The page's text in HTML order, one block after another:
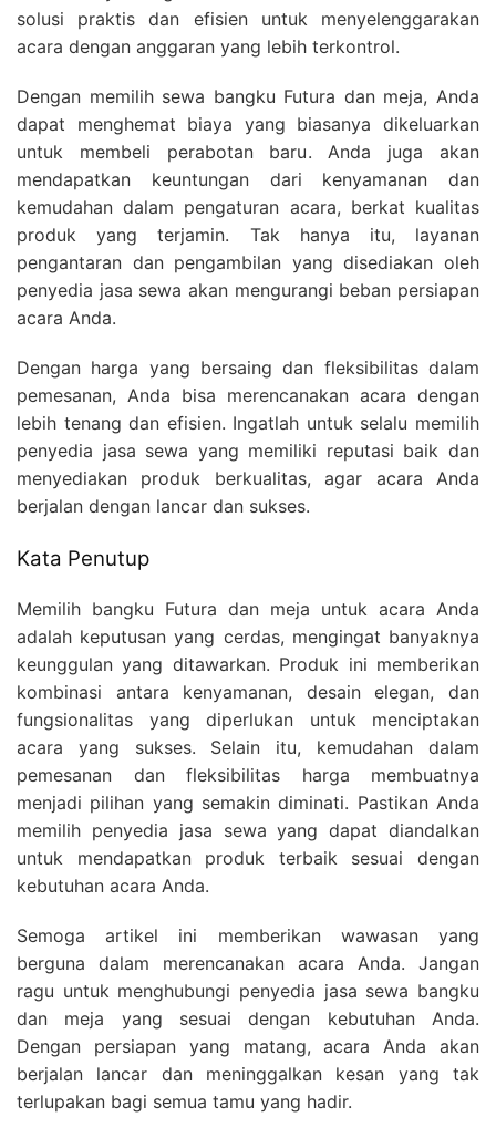
solusi praktis dan efisien untuk menyelenggarakan
acara dengan anggaran yang lebih terkontrol.
Dengan memilih sewa bangku Futura dan meja, Anda
dapat menghemat biaya yang biasanya dikeluarkan
untuk membeli perabotan baru. Anda juga akan
mendapatkan keuntungan dari kenyamanan dan
kemudahan dalam pengaturan acara, berkat kualitas
produk yang terjamin. Tak hanya itu, layanan
pengantaran dan pengambilan yang disediakan oleh
penyedia jasa sewa akan mengurangi beban persiapan
acara Anda.
Dengan harga yang bersaing dan fleksibilitas dalam
pemesanan, Anda bisa merencanakan acara dengan
lebih tenang dan efisien. Ingatlah untuk selalu memilih
penyedia jasa sewa yang memiliki reputasi baik dan
menyediakan produk berkualitas, agar acara Anda
berjalan dengan lancar dan sukses.
Kata Penutup
Memilih bangku Futura dan meja untuk acara Anda
adalah keputusan yang cerdas, mengingat banyaknya
keunggulan yang ditawarkan. Produk ini memberikan
kombinasi antara kenyamanan, desain elegan, dan
fungsionalitas yang diperlukan untuk menciptakan
acara yang sukses. Selain itu, kemudahan dalam
pemesanan dan fleksibilitas harga membuatnya
menjadi pilihan yang semakin diminati. Pastikan Anda
memilih penyedia jasa sewa yang dapat diandalkan
untuk mendapatkan produk terbaik sesuai dengan
kebutuhan acara Anda.
Semoga artikel ini memberikan wawasan yang
berguna dalam merencanakan acara Anda. Jangan
ragu untuk menghubungi penyedia jasa sewa bangku
dan meja yang sesuai dengan kebutuhan Anda.
Dengan persiapan yang matang, acara Anda akan
berjalan lancar dan meninggalkan kesan yang tak
terlupakan bagi semua tamu yang hadir.